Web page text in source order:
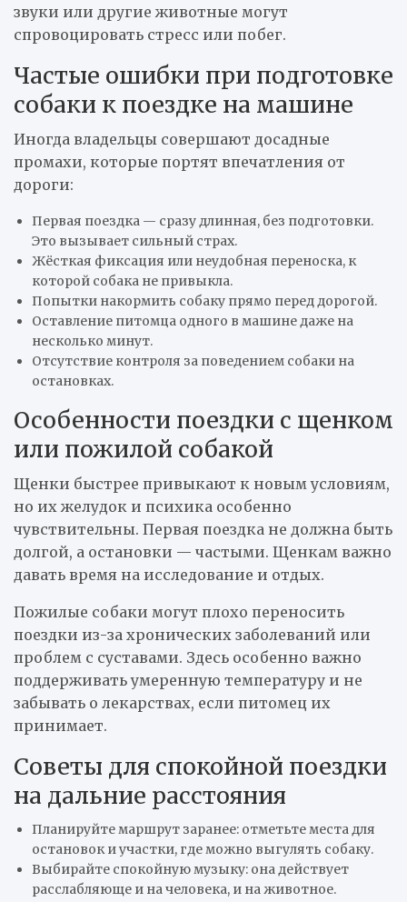
звуки или другие животные могут
спровоцировать стресс или побег.
Частые ошибки при подготовке
собаки к поездке на машине
Иногда владельцы совершают досадные
промахи, которые портят впечатления от
дороги:
Первая поездка — сразу длинная, без подготовки.
Это вызывает сильный страх.
Жёсткая фиксация или неудобная переноска, к
которой собака не привыкла.
Попытки накормить собаку прямо перед дорогой.
Оставление питомца одного в машине даже на
несколько минут.
Отсутствие контроля за поведением собаки на
остановках.
Особенности поездки с щенком
или пожилой собакой
Щенки быстрее привыкают к новым условиям,
но их желудок и психика особенно
чувствительны. Первая поездка не должна быть
долгой, а остановки — частыми. Щенкам важно
давать время на исследование и отдых.
Пожилые собаки могут плохо переносить
поездки из-за хронических заболеваний или
проблем с суставами. Здесь особенно важно
поддерживать умеренную температуру и не
забывать о лекарствах, если питомец их
принимает.
Советы для спокойной поездки
на дальние расстояния
Планируйте маршрут заранее: отметьте места для
остановок и участки, где можно выгулять собаку.
Выбирайте спокойную музыку: она действует
расслабляюще и на человека, и на животное.